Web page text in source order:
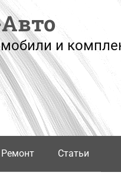
и
Ремонт Статьи